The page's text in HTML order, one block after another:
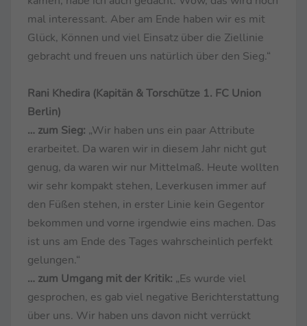
mal interessant. Aber am Ende haben wir es mit
Glück, Können und viel Einsatz über die Ziellinie
gebracht und freuen uns natürlich über den Sieg.“
Rani Khedira (Kapitän & Torschütze 1. FC Union
Berlin)
… zum Sieg: „Wir haben uns ein paar Attribute
erarbeitet. Da waren wir in diesem Jahr nicht gut
genug, da waren wir nur Mittelmaß. Heute wollten
wir sehr kompakt stehen, Leverkusen immer auf
den Füßen stehen, in erster Linie kein Gegentor
bekommen und vorne irgendwie eins machen. Das
ist uns am Ende des Tages wahrscheinlich perfekt
gelungen.“
… zum Umgang mit der Kritik: „Es wurde viel
gesprochen, es gab viel negative Berichterstattung
über uns. Wir haben uns davon nicht verrückt